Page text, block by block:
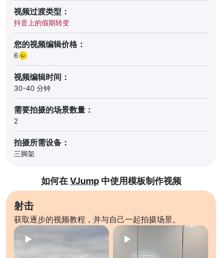
视频过渡类型：
抖音上的假期转变
您的视频编辑价格：
6
视频编辑时间：
30-40 分钟
需要拍摄的场景数量：
2
拍摄所需设备：
三脚架
如何在VJump中使用模板制作视频
射击
获取逐步的视频教程，并与自己一起拍摄场景。